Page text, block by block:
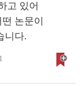
고 있어
논문이
니다.